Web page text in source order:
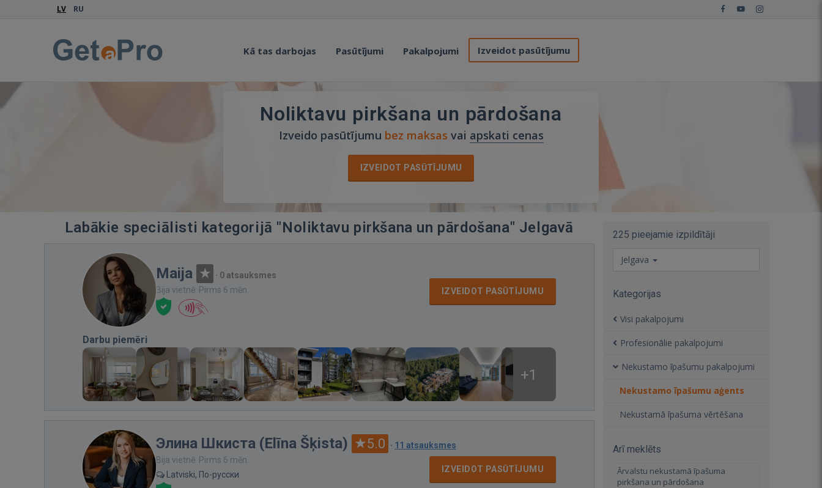
LV RU
Kā tas darbojas Pasūtījumi Pakalpojumi Izveidot pasūtījumu
Noliktavu pirkšana un pārdošana
Izveido pasūtījumu bez maksas vai apskati cenas
IZVEIDOT PASŪTĪJUMU
Labākie speciālisti kategorijā "Noliktavu pirkšana un pārdošana" Jelgavā
Maija · 0 atsauksmes
Bija vietnē: Pirms 6 mēn.
IZVEIDOT PASŪTĪJUMU
Darbu piemēri
+1
Элина Шкиста (Elīna Šķista) 5.0 · 11 atsauksmes
Bija vietnē: Pirms 6 mēn.
Latviski, По-русски
IZVEIDOT PASŪTĪJUMU
225 pieejamie izpildītāji
Jelgava
Kategorijas
Visi pakalpojumi
Profesionālie pakalpojumi
Nekustamo īpašumu pakalpojumi
Nekustamo īpašumu aģents
Nekustamā īpašuma vērtēšana
Arī meklēts
Ārvalstu nekustamā īpašuma
pirkšana un pārdošana